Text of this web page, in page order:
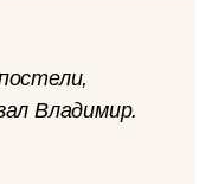
Владимир.